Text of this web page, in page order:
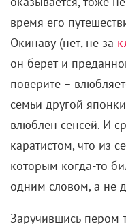
он берет и
поверите –
семьи другой
влюблен сенсей. И
каратистом, что из
которым когда-то
одним словом, а не
Заручившись пером
дерзнул повысить